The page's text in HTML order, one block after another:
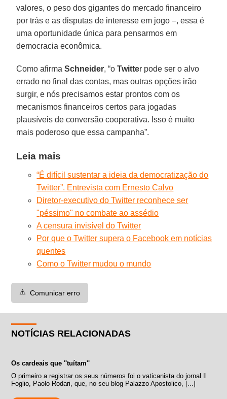
valores, o peso dos gigantes do mercado financeiro
por trás e as disputas de interesse em jogo –, essa é
uma oportunidade única para pensarmos em
democracia econômica.
Como afirmaSchneider, “oTwitter pode ser o alvo
errado no final das contas, mas outras opções irão
surgir, e nós precisamos estar prontos com os
mecanismos financeiros certos para jogadas
plausíveis de conversão cooperativa. Isso é muito
mais poderoso que essa campanha”.
Leia mais
“É difícil sustentar a ideia da democratização do
Twitter”. Entrevista com Ernesto Calvo
Diretor-executivo do Twitter reconhece ser
"péssimo" no combate ao assédio
A censura invisível do Twitter
Por que o Twitter supera o Facebook em notícias
quentes
Como o Twitter mudou o mundo
⚠️ Comunicar erro
NOTÍCIAS RELACIONADAS
Os cardeais que ''tuítam''
O primeiro a registrar os seus números foi o vaticanista do jornal Il
Foglio, Paolo Rodari, que, no seu blog Palazzo Apostolico, [...]